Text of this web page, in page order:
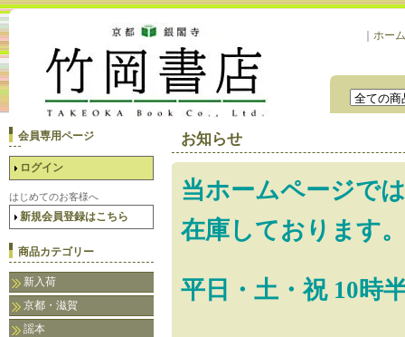
ホーム
会員専用ページ
ログイン
はじめてのお客様へ
新規会員登録はこちら
商品カテゴリー
新入荷
京都・滋賀
謡本
お知らせ
当ホームページで
在庫しております。
平日・土・祝 10時